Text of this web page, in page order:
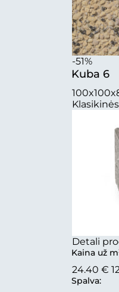
-51%
Kuba 6
Detali
Kaina už
24.40 €
Spalva: